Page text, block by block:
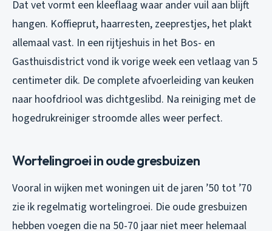
Dat vet vormt een kleeflaag waar ander vuil aan blijft
hangen. Koffieprut, haarresten, zeeprestjes, het plakt
allemaal vast. In een rijtjeshuis in het Bos- en
Gasthuisdistrict vond ik vorige week een vetlaag van 5
centimeter dik. De complete afvoerleiding van keuken
naar hoofdriool was dichtgeslibd. Na reiniging met de
hogedrukreiniger stroomde alles weer perfect.
Wortelingroei in oude gresbuizen
Vooral in wijken met woningen uit de jaren ’50 tot ’70
zie ik regelmatig wortelingroei. Die oude gresbuizen
hebben voegen die na 50-70 jaar niet meer helemaal